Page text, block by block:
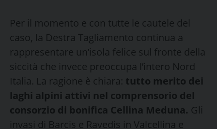
Per il momento e con tutte le cautele del
caso, la Destra Tagliamento continua a
rappresentare un’isola felice sul fronte della
siccità che invece preoccupa l’intero Nord
Italia. La ragione è chiara: tutto merito dei
laghi alpini attivi nel comprensorio del
consorzio di bonifica Cellina Meduna. Gli
invasi di Barcis e Ravedis in Valcellina e